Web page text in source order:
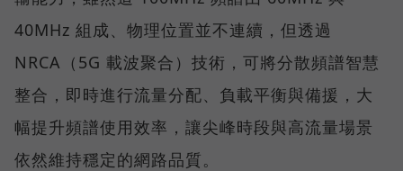
40MHz 組成、物理位置並不連續，但透過
NRCA（5G 載波聚合）技術，可將分散頻譜智慧
整合，即時進行流量分配、負載平衡與備援，大
幅提升頻譜使用效率，讓尖峰時段與高流量場景
依然維持穩定的網路品質。